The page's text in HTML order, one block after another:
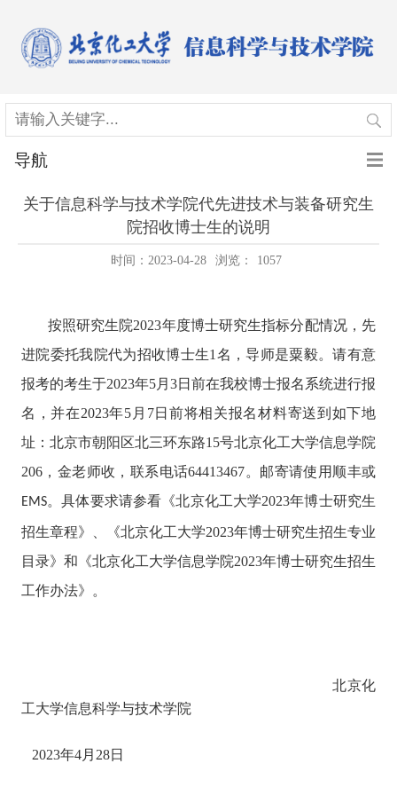
导航
关于信息科学与技术学院代先进技术与装备研究生
院招收博士生的说明
时间：2023-04-28 浏览： 1057
按照研究生院2023年度博士研究生指标分配情况，先
进院委托我院代为招收博士生1名，导师是粟毅。请有意
报考的考生于2023年5月3日前在我校博士报名系统进行报
名，并在2023年5月 7日前将相关报名材料寄送到如下地
址：北京市朝阳区北三环东路15号北京化工大学信息学院
206，金老师收，联系电话64413467。邮寄请使用顺丰或
EMS。具体要求请参看《北京化工大学2023年博士研究生
招生章程》、《北京化工大学2023年博士研究生招生专业
目录》和《北京化工大学信息学院2023年博士研究生招生
工作办法》。
北京化
工大学信息科学与技术学院
2023年4月 28日